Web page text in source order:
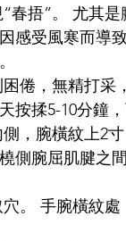
感受風寒而導
倦，無精打采
按揉5-10分鐘
側腕屈肌腱之